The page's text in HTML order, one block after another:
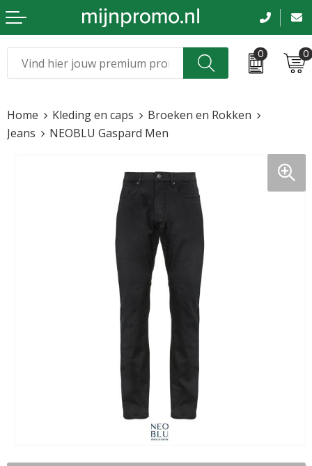
0 0
Kleding & caps
Tassen en reizen
Beurs en evenementen
Bloemen en planten
Sinterklaas
Home Kleding en caps
Broeken en Rokken
Jeans
NEOBLU Gaspard Men